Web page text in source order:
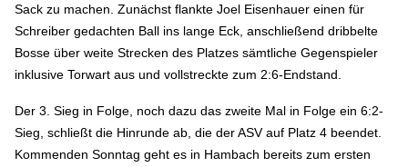
Sack zu machen. Zunächst flankte Joel Eisenhauer einen für
Schreiber gedachten Ball ins lange Eck, anschließend dribbelte
Bosse über weite Strecken des Platzes sämtliche Gegenspieler
inklusive Torwart aus und vollstreckte zum 2:6-Endstand.
Der 3. Sieg in Folge, noch dazu das zweite Mal in Folge ein 6:2-
Sieg, schließt die Hinrunde ab, die der ASV auf Platz 4 beendet.
Kommenden Sonntag geht es in Hambach bereits zum ersten